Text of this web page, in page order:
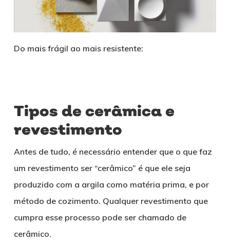
Do mais frágil ao mais resistente:
Tipos de cerâmica e
revestimento
Antes de tudo, é necessário entender que o que faz
um revestimento ser “cerâmico” é que ele seja
produzido com a argila como matéria prima, e por
método de cozimento. Qualquer revestimento que
cumpra esse processo pode ser chamado de
cerâmico.